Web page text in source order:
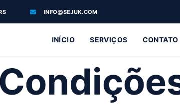
INFO@SEJUK.COM
INÍCIO SERVIÇOS CONTATO